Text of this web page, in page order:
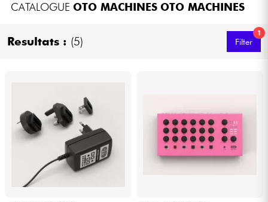
Licht
Drums
Blasinstrumente
CATALOGUE OTO MACHINES OTO MACHINES
Resultats : (5)
1
Filter